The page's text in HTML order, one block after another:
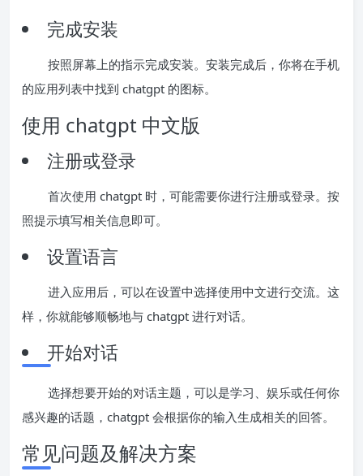
完成安装
按照屏幕上的指示完成安装。安装完成后，你将在手机
的应用列表中找到 chatgpt 的图标。
使用 chatgpt 中文版
注册或登录
首次使用 chatgpt 时，可能需要你进行注册或登录。按
照提示填写相关信息即可。
设置语言
进入应用后，可以在设置中选择使用中文进行交流。这
样，你就能够顺畅地与 chatgpt 进行对话。
开始对话
选择想要开始的对话主题，可以是学习、娱乐或任何你
感兴趣的话题，chatgpt 会根据你的输入生成相关的回答。
常见问题及解决方案